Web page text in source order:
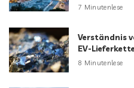
7 Minutenlese
Verständnis
EV-
8 Minutenlese